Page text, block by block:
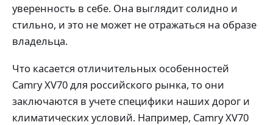
уверенность в себе. Она выглядит солидно и
стильно, и это не может не отражаться на образе
владельца.
Что касается отличительных особенностей
Camry XV70 для российского рынка, то они
заключаются в учете специфики наших дорог и
климатических условий. Например, Camry XV70